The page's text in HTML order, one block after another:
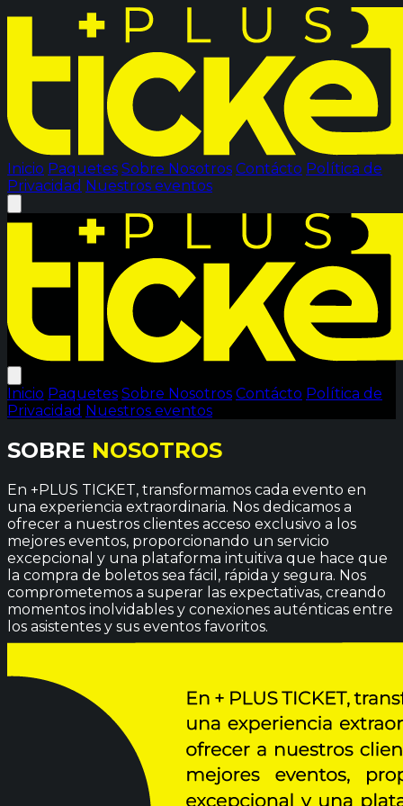
Inicio Paquetes Sobre Nosotros Contácto Política de
Privacidad Nuestros eventos
Inicio Paquetes Sobre Nosotros Contácto Política de
Privacidad Nuestros eventos
SOBRE NOSOTROS
En +PLUS TICKET, transformamos cada evento en
una experiencia extraordinaria. Nos dedicamos a
ofrecer a nuestros clientes acceso exclusivo a los
mejores eventos, proporcionando un servicio
excepcional y una plataforma intuitiva que hace que
la compra de boletos sea fácil, rápida y segura. Nos
comprometemos a superar las expectativas, creando
momentos inolvidables y conexiones auténticas entre
los asistentes y sus eventos favoritos.